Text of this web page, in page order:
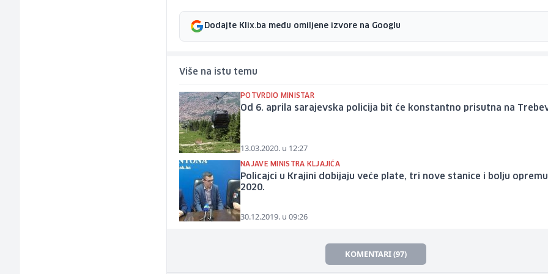
Dodajte Klix.ba među omiljene izvore na Googlu
Više na istu temu
POTVRDIO MINISTAR
Od 6. aprila sarajevska policija bit će konstantno prisutna na
13.03.2020. u 12:27
NAJAVE MINISTRA KLJAJIĆA
Policajci u Krajini dobijaju veće plate, tri nove stanice i bolju
2020.
30.12.2019. u 09:26
KOMENTARI (97)